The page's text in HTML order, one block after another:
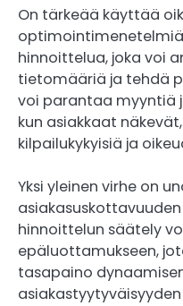
On tärkeää käyttää
hinnoittelua, joka voi
tietomääriä ja tehdä
voi parantaa myyntiä
kun asiakkaat
kilpailukykyisiä ja
Yksi yleinen virhe on
hinnoittelun säätely
epäluottamukseen,
tasapaino